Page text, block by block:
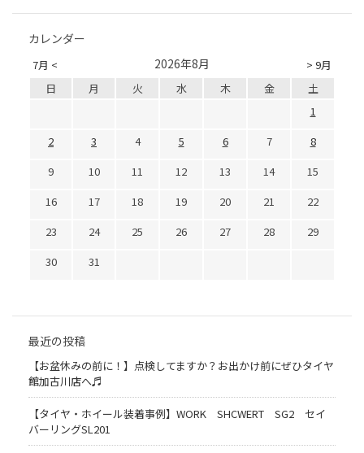
カレンダー
7月 < > 9月
2026年8月
日 月 火 水 木 金
土
1
2
3 4 5 6 7
8
9
10 11 12 13 14
15
16
17 18 19 20 21
22
23
24 25 26 27 28
29
30
31
最近の投稿
【お盆休みの前に！】点検してますか？お出かけ前にぜひタイヤ
館加古川店へ♬
【タイヤ・ホイール装着事例】WORK SHCWERT SG2 セイ
バーリングSL201